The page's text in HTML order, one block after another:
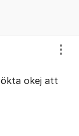
okej att